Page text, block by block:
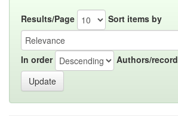
Results/Page Sort items by
In order Authors/record